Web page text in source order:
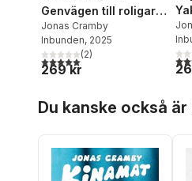
Genvägen till roligare
hemmamatlagning
Jonas Cramby
Inbunden, 2025
5,0utav 5 stjärnor. Totalt antal
(2)
269 kr
4,7
Du kanske också